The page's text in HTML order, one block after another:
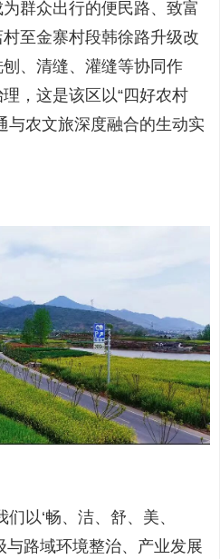
群众出行的便民路、致富
至金寨村段韩徐路升级改
、清缝、灌缝等协同作
，这是该区以“四好农村
与农文旅深度融合的生动实
以‘畅、洁、舒、美、
与路域环境整治、产业发展